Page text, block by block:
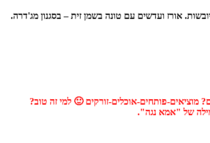
אורז ועדשים עם טונה בשמן זית – בסגנון מג'דרה.
מוציאים-פותחים-אוכלים-זורקים 🙂 למי זה טוב?
מילה של "אמא נגה".